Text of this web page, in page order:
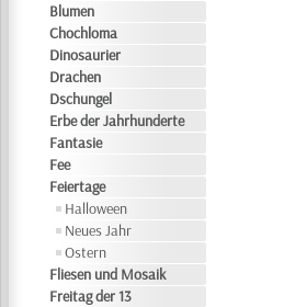
Blumen
Chochloma
Dinosaurier
Drachen
Dschungel
Erbe der Jahrhunderte
Fantasie
Fee
Feiertage
Halloween
Neues Jahr
Ostern
Fliesen und Mosaik
Freitag der 13